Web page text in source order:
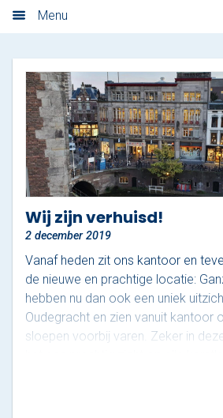
Menu
Nieuwsoverzicht
Tarieven
Rondvaart met schipper
Opstaplocaties
Zelf varen in elektrosloep
Cateringmenu
Arrangementen
Algemene
Wij zijn verhuisd!
2 december 2019
Vanaf heden zit ons kantoor en
de nieuwe en prachtige locatie:
hebben nu dan ook een uniek
Oudegracht en zien vanuit kantoor
sloepen voorbij varen. Zeker in
winkelende mensen. Zwaaien jullie